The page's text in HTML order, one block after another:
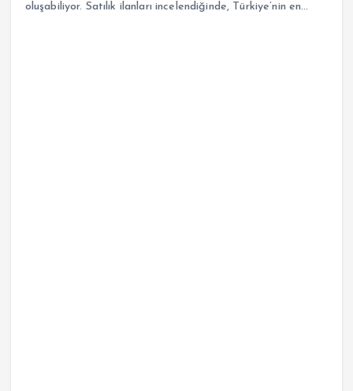
oluşabiliyor. Satılık ilanları incelendiğinde, Türkiye’nin en…